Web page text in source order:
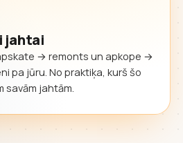
jahtai
→ remonts un apkope →
pa jūru. No praktiķa, kurš šo
savām jahtām.